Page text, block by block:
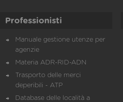
Professionisti
Manuale gestione utenze per
agenzie
Materia ADR-RID-ADN
Trasporto delle merci
deperibili - ATP
Database delle località a